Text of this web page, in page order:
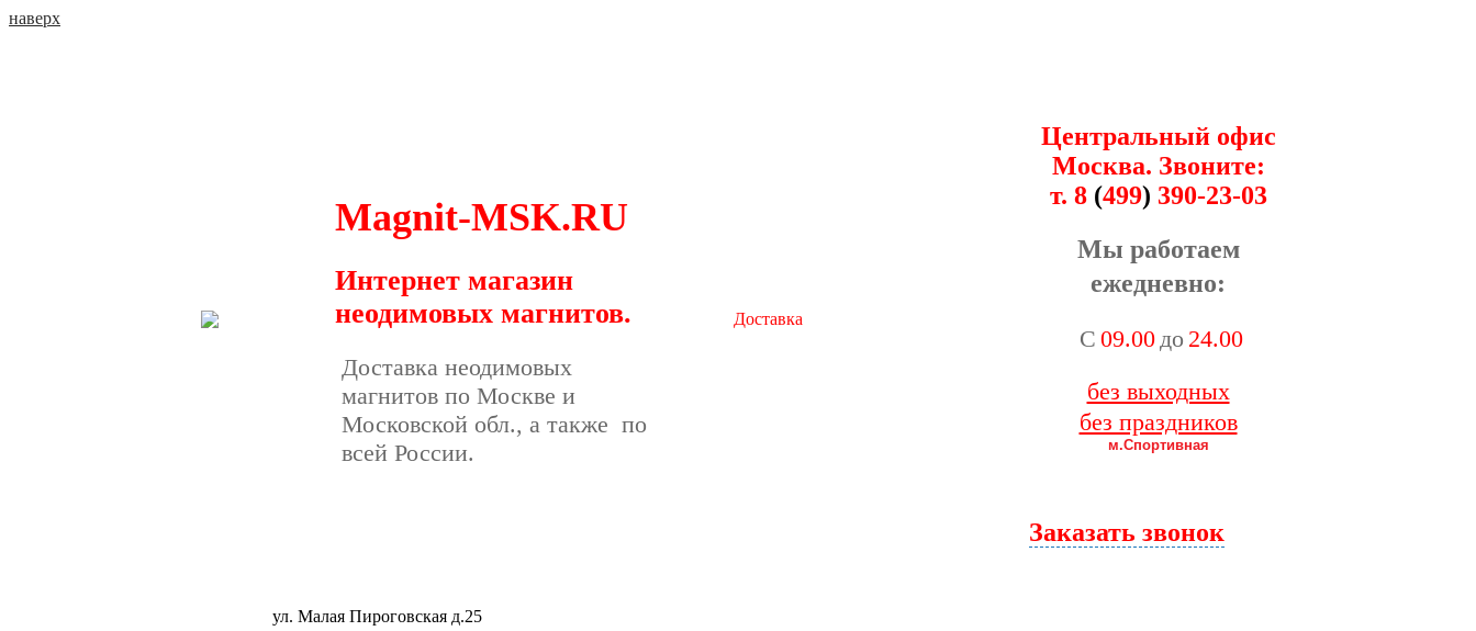
наверх
Magnit-MSK.RU
Интернет магазин
неодимовых магнитов.
Доставка неодимовых
магнитов по Москве и
Московской обл., а также по
всей России.
Доставка
Центральный офис
Москва. Звоните:
т. 8 (499) 390-23-03
Мы работаем
ежедневно:
С 09.00до 24.00
без выходных
без праздников
м.Спортивная
Заказать звонок
ул. Малая Пироговская д.25